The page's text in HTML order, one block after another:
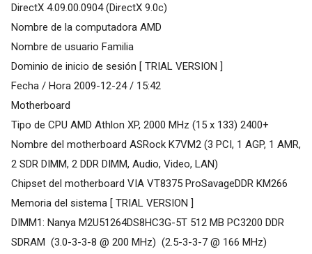
DirectX 4.09.00.0904 (DirectX 9.0c)
Nombre de la computadora AMD
Nombre de usuario Familia
Dominio de inicio de sesión [ TRIAL VERSION ]
Fecha / Hora 2009-12-24 / 15:42
Motherboard
Tipo de CPU AMD Athlon XP, 2000 MHz (15 x 133) 2400+
Nombre del motherboard ASRock K7VM2 (3 PCI, 1 AGP, 1 AMR,
2 SDR DIMM, 2 DDR DIMM, Audio, Video, LAN)
Chipset del motherboard VIA VT8375 ProSavageDDR KM266
Memoria del sistema [ TRIAL VERSION ]
DIMM1: Nanya M2U51264DS8HC3G-5T 512 MB PC3200 DDR
SDRAM (3.0-3-3-8 @ 200 MHz) (2.5-3-3-7 @ 166 MHz)